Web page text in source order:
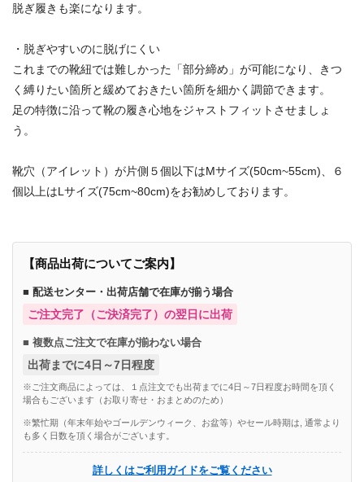
脱ぎ履きも楽になります。
・脱ぎやすいのに脱げにくい
これまでの靴紐では難しかった「部分締め」が可能になり、きつ
く縛りたい箇所と緩めておきたい箇所を細かく調節できます。
足の特徴に沿って靴の履き心地をジャストフィットさせましょ
う。
靴穴（アイレット）が片側５個以下はMサイズ(50cm~55cm)、６
個以上はLサイズ(75cm~80cm)をお勧めしております。
【商品出荷についてご案内】
■ 配送センター・出荷店舗で在庫が揃う場合
ご注文完了（ご決済完了）の翌日に出荷
■ 複数点ご注文で在庫が揃わない場合
出荷までに4日～7日程度
※ご注文商品によっては、１点注文でも出荷までに4日～7日程度お時間を頂く
場合もございます（お取り寄せ・おまとめのため）
※繁忙期（年末年始やゴールデンウィーク、お盆等）やセール時期は, 通常より
も多く日数を頂く場合がございます。
詳しくはご利用ガイドをご覧ください